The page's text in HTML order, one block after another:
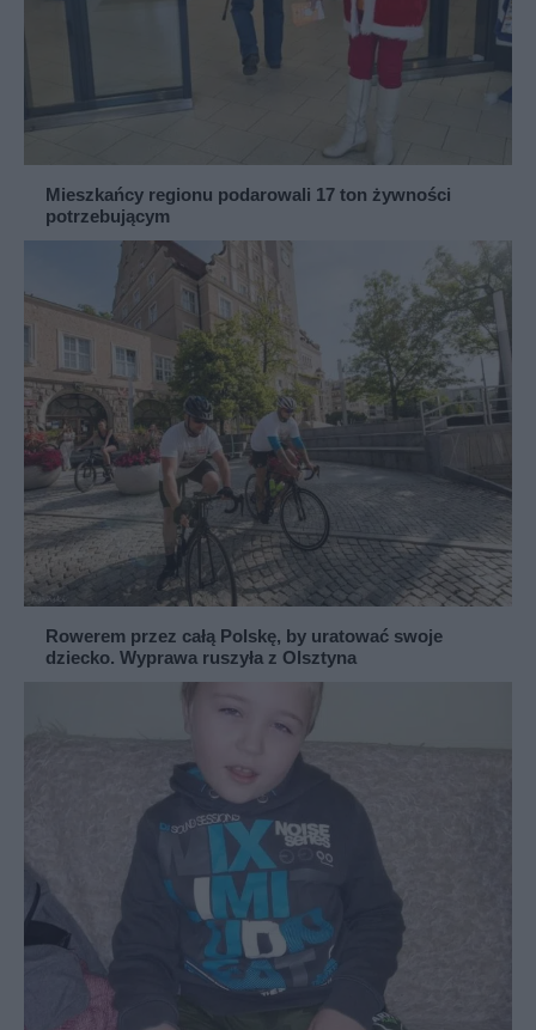
Mieszkańcy regionu podarowali 17 ton żywności
potrzebującym
Rowerem przez całą Polskę, by uratować swoje
dziecko. Wyprawa ruszyła z Olsztyna